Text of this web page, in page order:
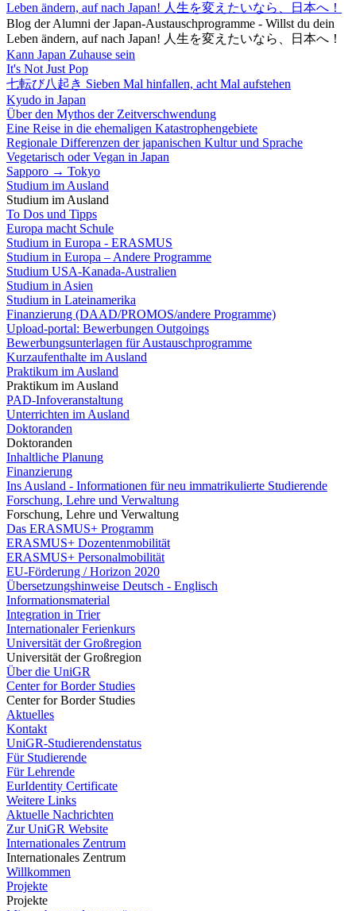
Leben ändern, auf nach Japan! 人生を変えたいなら、日本へ！
Blog der Alumni der Japan-Austauschprogramme - Willst du dein
Leben ändern, auf nach Japan! 人生を変えたいなら、日本へ！
Kann Japan Zuhause sein
It's Not Just Pop
七転び八起き Sieben Mal hinfallen, acht Mal aufstehen
Kyudo in Japan
Über den Mythos der Zeitverschwendung
Eine Reise in die ehemaligen Katastrophengebiete
Regionale Differenzen der japanischen Kultur und Sprache
Vegetarisch oder Vegan in Japan
Sapporo → Tokyo
Studium im Ausland
Studium im Ausland
To Dos und Tipps
Europa macht Schule
Studium in Europa - ERASMUS
Studium in Europa – Andere Programme
Studium USA-Kanada-Australien
Studium in Asien
Studium in Lateinamerika
Finanzierung (DAAD/PROMOS/andere Programme)
Upload-portal: Bewerbungen Outgoings
Bewerbungsunterlagen für Austauschprogramme
Kurzaufenthalte im Ausland
Praktikum im Ausland
Praktikum im Ausland
PAD-Infoveranstaltung
Unterrichten im Ausland
Doktoranden
Doktoranden
Inhaltliche Planung
Finanzierung
Ins Ausland - Informationen für neu immatrikulierte Studierende
Forschung, Lehre und Verwaltung
Forschung, Lehre und Verwaltung
Das ERASMUS+ Programm
ERASMUS+ Dozentenmobilität
ERASMUS+ Personalmobilität
EU-Förderung / Horizon 2020
Übersetzungshinweise Deutsch - Englisch
Informationsmaterial
Integration in Trier
Internationaler Ferienkurs
Universität der Großregion
Universität der Großregion
Über die UniGR
Center for Border Studies
Center for Border Studies
Aktuelles
Kontakt
UniGR-Studierendenstatus
Für Studierende
Für Lehrende
EurIdentity Certificate
Weitere Links
Aktuelle Nachrichten
Zur UniGR Website
Internationales Zentrum
Internationales Zentrum
Willkommen
Projekte
Projekte